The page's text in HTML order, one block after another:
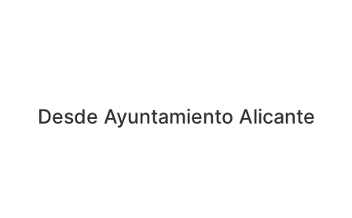
Desde Ayuntamiento Alicante